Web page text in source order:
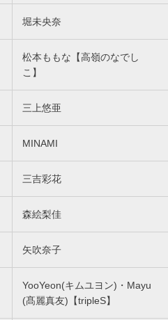
堀未央奈
松本ももな【高嶺のなでし
こ】
三上悠亜
MINAMI
三吉彩花
森絵梨佳
矢吹奈子
YooYeon(キムユヨン)・Mayu
(髙麗真友)【tripleS】